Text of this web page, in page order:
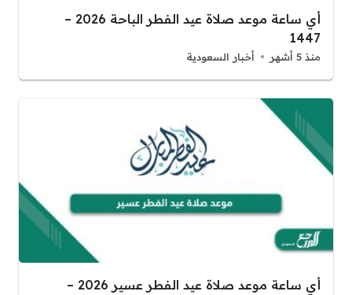
أي ساعة موعد صلاة عيد الفطر الباحة 2026 –
1447
منذ 5 أشهر أخبار السعودية
أي ساعة موعد صلاة عيد الفطر عسير 2026 –